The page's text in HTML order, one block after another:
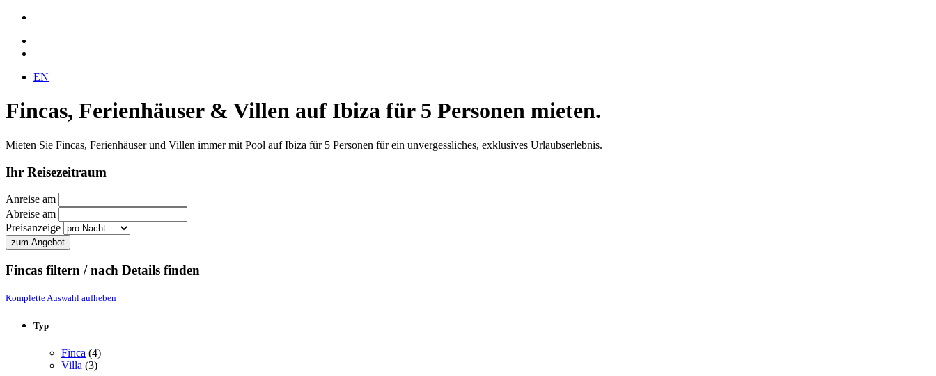
EN
Fincas, Ferienhäuser & Villen auf Ibiza für 5 Personen mieten.
Mieten Sie Fincas, Ferienhäuser und Villen immer mit Pool auf Ibiza für 5 Personen für ein unvergessliches, exklusives Urlaubserlebnis.
Ihr Reisezeitraum
Anreise am
Abreise am
Preisanzeige
Fincas filtern / nach Details finden
Komplette Auswahl aufheben
Typ
Finca (4)
Villa (3)